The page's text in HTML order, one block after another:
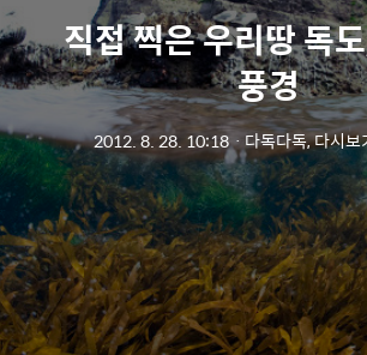
직접 찍은 우리땅 독
풍경
2012. 8. 28. 10:18ㆍ 다독다독, 다시